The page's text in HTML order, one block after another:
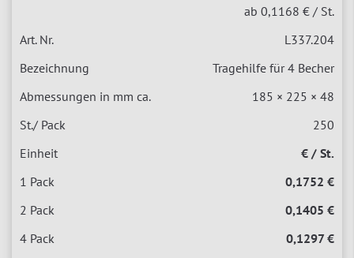
ab 0,1168 € / St.
L337.204
Tragehilfe für 4 Becher
185 × 225 × 48
250
€ / St.
0,1752 €
0,1405 €
0,1297 €